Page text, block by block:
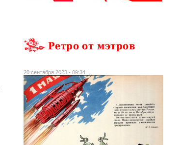
Ретро от мэтров
20 сентября 2023 - 09:34